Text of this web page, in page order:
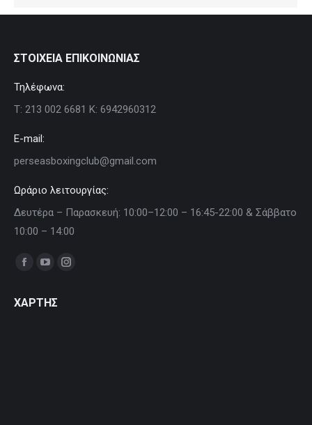
ΣΤΟΙΧΕΙΑ ΕΠΙΚΟΙΝΩΝΙΑΣ
Τηλέφωνα:
Τ: 213 002 6681 Κ: 6942960312
E-mail:
perseasboxingclub@gmail.com
Ωράριο λειτουργίας:
Δευτέρα – Παρασκευή: 10:00–12:00 – 16:45-22:00 & Σάββατο
10:00 – 14:00
Find us on:
Facebook
opens
YouTube
opens
Instagram
ΧΑΡΤΗΣ